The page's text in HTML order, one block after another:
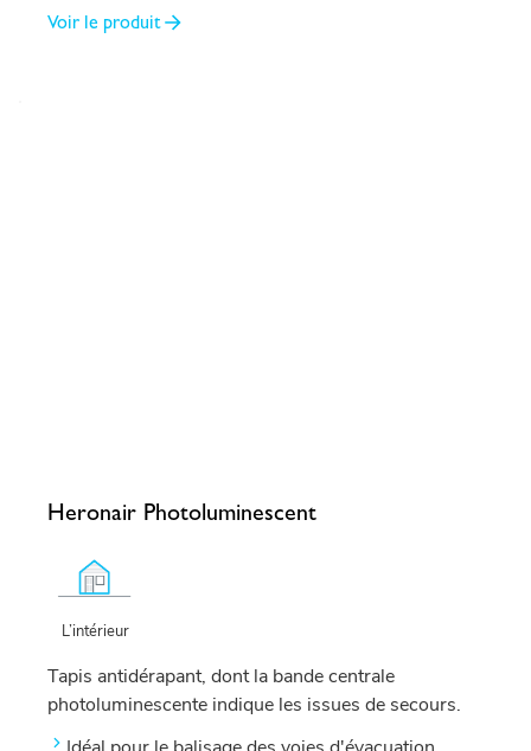
Voir le produit
Heronair Photoluminescent
L’intérieur
Tapis antidérapant, dont la bande centrale
photoluminescente indique les issues de secours.